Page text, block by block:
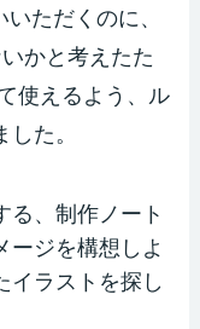
ただくのに、
かと考えたた
使えるよう、ル
た。
、制作ノート
ージを構想しよ
イラストを探し